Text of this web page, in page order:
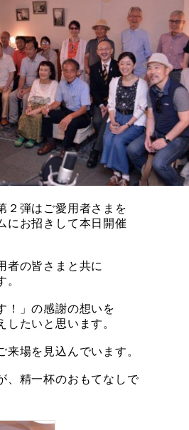
２弾はご愛用者さまを
にお招きして本日開催
者の皆さまと共に
。
！」の感謝の想いを
したいと思います。
来場を見込んでいます。
、精一杯のおもてなしで